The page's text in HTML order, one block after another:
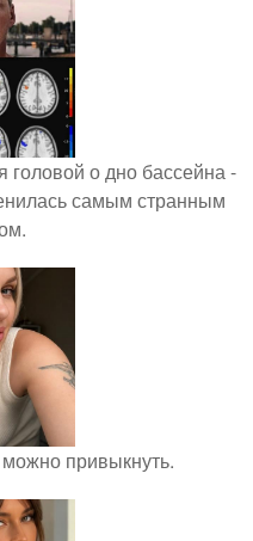
головой о дно бассейна -
самым странным
привыкнуть.